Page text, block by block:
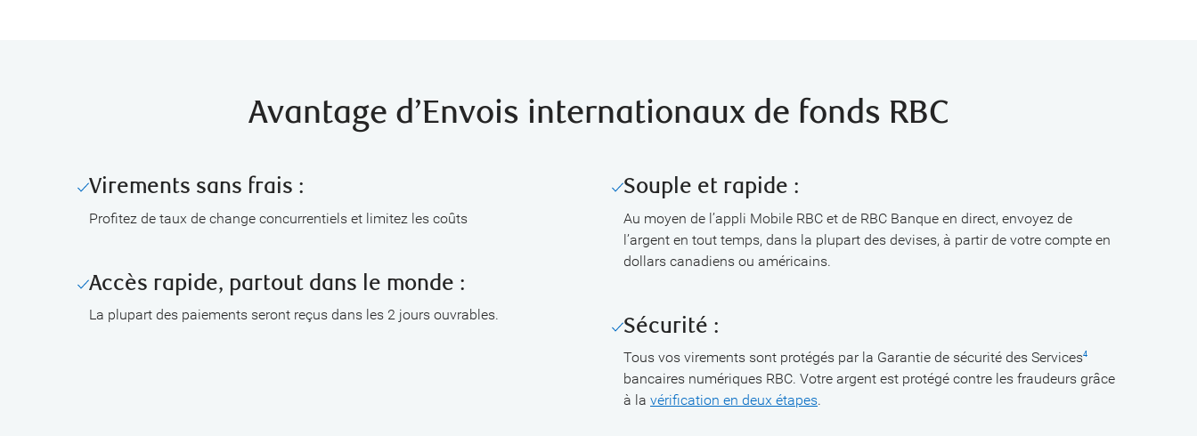
Avantage d’Envois internationaux de fonds RBC
Virements sans frais :
Profitez de taux de change concurrentiels et limitez les coûts
Accès rapide, partout dans le monde :
La plupart des paiements seront reçus dans les 2 jours ouvrables.
Souple et rapide :
Au moyen de l’appli Mobile RBC et de RBC Banque en direct, envoyez de
l’argent en tout temps, dans la plupart des devises, à partir de votre compte en
dollars canadiens ou américains.
Sécurité :
Tous vos virements sont protégés par la Garantie de sécurité des Services4
bancaires numériques RBC. Votre argent est protégé contre les fraudeurs grâce
à la vérification en deux étapes.